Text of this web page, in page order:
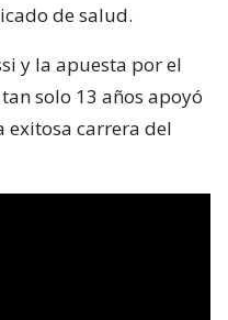
de salud.
y la apuesta por el
solo 13 años apoyó
exitosa carrera del